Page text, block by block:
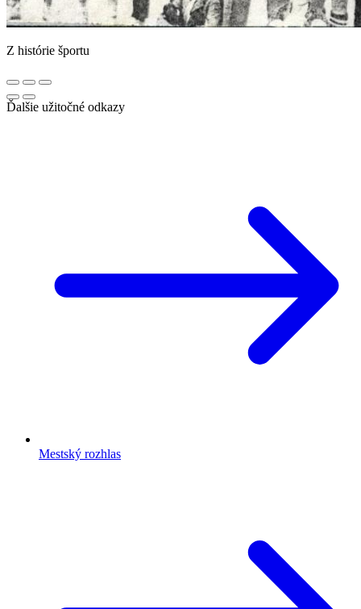
Z histórie športu
Ďalšie užitočné odkazy
Mestský rozhlas